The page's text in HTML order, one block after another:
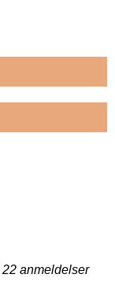
22 anmeldelser